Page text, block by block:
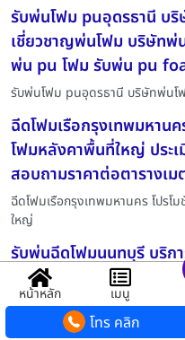
รับพ่นโฟม puอุดรธานี บ
เชี่ยวชาญพ่นโฟม บริษัทพ่
พ่น pu โฟม รับพ่น pu
รับพ่นโฟม puอุดรธานี บริษัทพ่น
ฉีดโฟมเรือกรุงเทพมหาน
โฟมหลังคาพื้นที่ใหญ่ ประ
สอบถามราคาต่อตารางเ
ฉีดโฟมเรือกรุงเทพมหานคร โปร
ใหญ่
รับพ่นฉีดโฟมนนทบุรี บริก
ความร้อน รับพ่นโฟมหลัง
รับพ่นฉีดโฟมนนทบุรี บริการรับพ่
หน้าหลัก เมนู
โทร คลิก